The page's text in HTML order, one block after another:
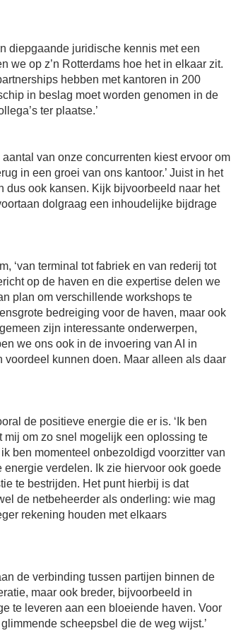
diepgaande juridische kennis met een
we op z’n Rotterdams hoe het in elkaar zit.
hebben met kantoren in 200
in beslag moet worden genomen in de
ter plaatse.’
van onze concurrenten kiest ervoor om
in een groei van ons kantoor.’ Juist in het
dus ook kansen. Kijk bijvoorbeeld naar het
dolgraag een inhoudelijke bijdrage
‘van terminal tot fabriek en van rederij tot
op de haven en die expertise delen we
plan om verschillende workshops te
bedreiging voor de haven, maar ook
zijn interessante onderwerpen,
we ons ook in de invoering van AI in
kunnen doen. Maar alleen als daar
de positieve energie die er is. ‘Ik ben
mij om zo snel mogelijk een oplossing te
ben momenteel onbezoldigd voorzitter van
verdelen. Ik zie hiervoor ook goede
te bestrijden. Het punt hierbij is dat
de netbeheerder als onderling: wie mag
rekening houden met elkaars
de verbinding tussen partijen binnen de
maar ook breder, bijvoorbeeld in
te leveren aan een bloeiende haven. Voor
scheepsbel die de weg wijst.’